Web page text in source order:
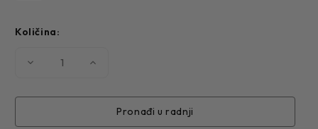
Količina:
Smanjite
C-
Povećajte
C-
Pronađi u radnji